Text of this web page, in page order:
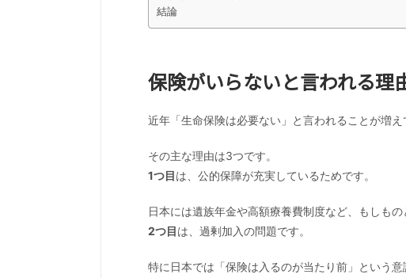
結論
保険がいらないと言われる理
近年「生命保険は必要ない」と言われることが増え
その主な理由は3つです。
1つ目は、公的保障が充実しているためです。
日本には遺族年金や高額療養費制度など、もしも
2つ目は、過剰加入の問題です。
特に日本では「保険は入るのが当たり前」という